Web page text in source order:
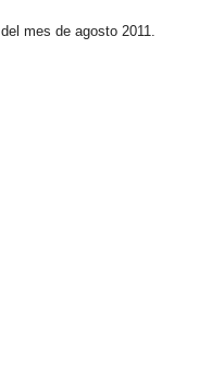
del mes de agosto 2011.